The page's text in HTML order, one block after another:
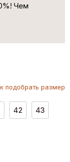
Чем
подобрать размер
42 43